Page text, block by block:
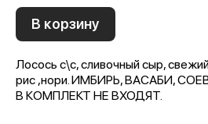
В корзину
Лосось с\с, сливочный сыр,
рис ,нори. ИМБИРЬ, ВАСАБИ,
В КОМПЛЕКТ НЕ ВХОДЯТ.